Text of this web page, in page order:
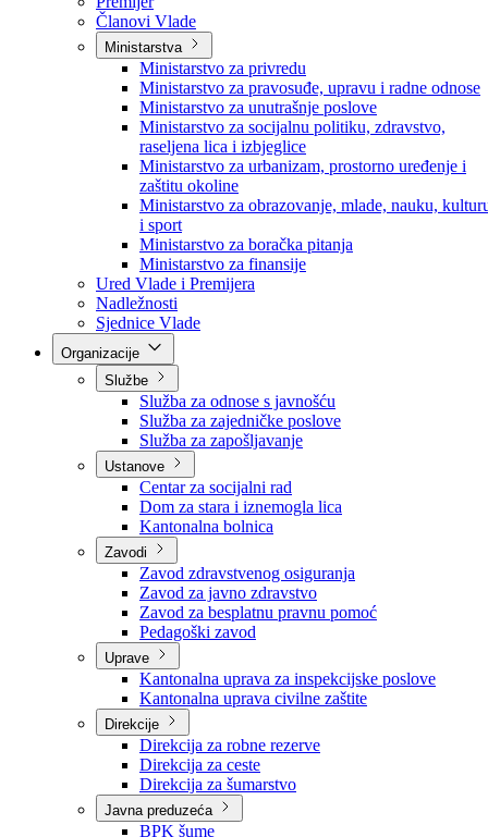
Vlada
Vlada BPK Goražde
Premijer
Članovi Vlade
Ministarstva
Ministarstvo za privredu
Ministarstvo za pravosuđe, upravu i radne odnose
Ministarstvo za unutrašnje poslove
Ministarstvo za socijalnu politiku, zdravstvo,
raseljena lica i izbjeglice
Ministarstvo za urbanizam, prostorno uređenje i
zaštitu okoline
Ministarstvo za obrazovanje, mlade, nauku,
i sport
Ministarstvo za boračka pitanja
Ministarstvo za finansije
Ured Vlade i Premijera
Nadležnosti
Sjednice Vlade
Službe
Služba za odnose s javnošću
Služba za zajedničke poslove
Služba za zapošljavanje
Ustanove
Centar za socijalni rad
Dom za stara i iznemogla lica
Kantonalna bolnica
Zavodi
Zavod zdravstvenog osiguranja
Zavod za javno zdravstvo
Zavod za besplatnu pravnu pomoć
Pedagoški zavod
Uprave
Kantonalna uprava za inspekcijske poslove
Kantonalna uprava civilne zaštite
Direkcije
Direkcija za robne rezerve
Direkcija za ceste